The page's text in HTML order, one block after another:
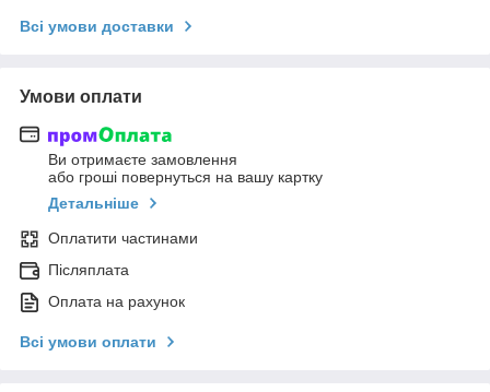
Всі умови доставки
Умови оплати
Ви отримаєте замовлення
або гроші повернуться на вашу картку
Детальніше
Оплатити частинами
Післяплата
Оплата на рахунок
Всі умови оплати